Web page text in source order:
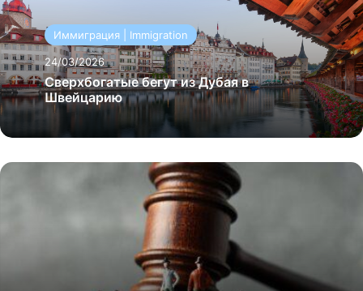
Иммиграция | Immigration
24/03/2026
Сверхбогатые бегут из Дубая в
Швейцарию